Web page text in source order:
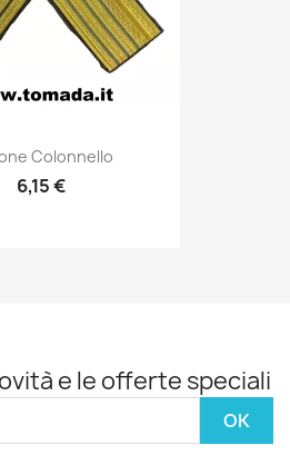
Anteprima
Colonnello
6,15 €
e le offerte speciali